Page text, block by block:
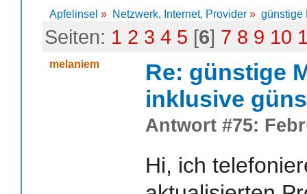
Apfelinsel » Netzwerk, Internet, Provider » günstige
Seiten: 1 2 3 4 5 [6] 7 8 9 10
melaniem
Re: günstige
inklusive
Antwort #75:
Hi, ich